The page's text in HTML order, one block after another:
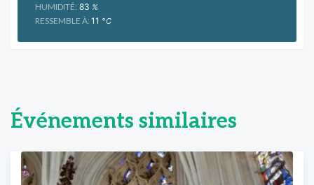
HUMIDITÉ: 83 %
RESSEMBLE À: 11 °C
Événements similaires